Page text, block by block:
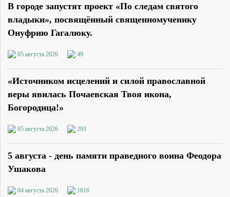
В городе запустят проект «По следам святого
владыки», посвящённый священномученику
Онуфрию Гагалюку.
05 августа 2026 49
«Источником исцелений и силой православной
веры явилась Почаевская Твоя икона,
Богородица!»
05 августа 2026 293
5 августа - день памяти праведного воина Феодора
Ушакова
04 августа 2026 1616